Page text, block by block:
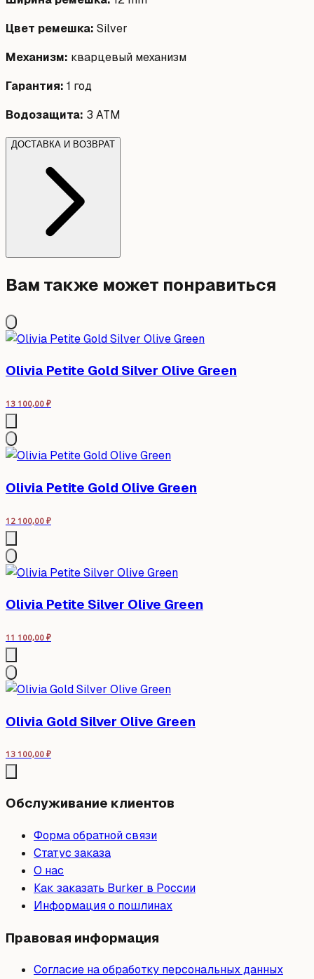
Цвет ремешка: Silver
Механизм: кварцевый механизм
Гарантия: 1 год
Водозащита: 3 ATM
ДОСТАВКА И ВОЗВРАТ
Вам также может понравиться
Olivia Petite Gold Silver Olive Green
13 100,00 ₽
Olivia Petite Gold Olive Green
12 100,00 ₽
Olivia Petite Silver Olive Green
11 100,00 ₽
Olivia Gold Silver Olive Green
13 100,00 ₽
Обслуживание клиентов
Форма обратной связи
Статус заказа
О нас
Как заказать Burker в России
Информация о пошлинах
Правовая информация
Согласие на обработку персональных данных